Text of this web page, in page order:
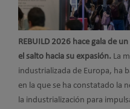
REBUILD 2026 hace gala de
el salto hacia su expasión. La
industrializada de Europa, ha
en la que se ha constatado la
la industrialización para